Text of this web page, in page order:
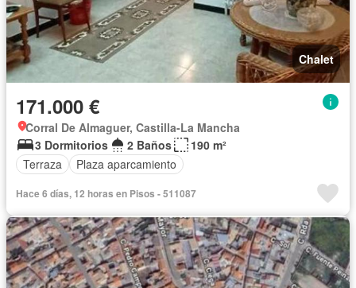
Chalet
171.000 €
Corral De Almaguer, Castilla-La Mancha
3 Dormitorios
2 Baños
190 m²
Terraza
Plaza aparcamiento
Hace 6 días, 12 horas en Pisos - 511087